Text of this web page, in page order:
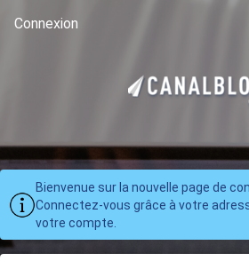
Connexion
Bienvenue sur la nouvelle page de
Connectez-vous grâce à votre
votre compte.